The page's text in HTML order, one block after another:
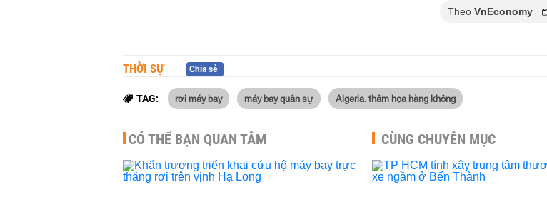
Theo VnEconomy
THỜI SỰ Chia sẻ
TAG: rơi máy bay máy bay quân sự Algeria. thảm họa hàng không
CÓ THỂ BẠN QUAN TÂM CÙNG CHUYÊN MỤC